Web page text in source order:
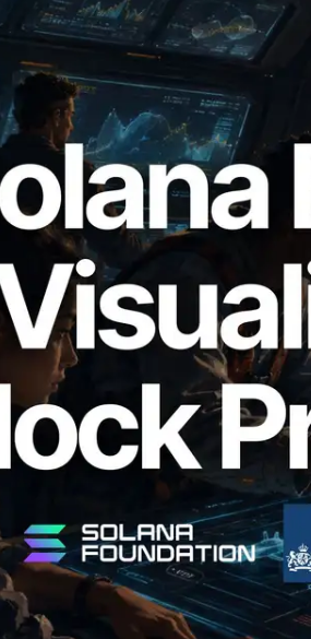
lance le Solana Block
du temps de
par slot et des